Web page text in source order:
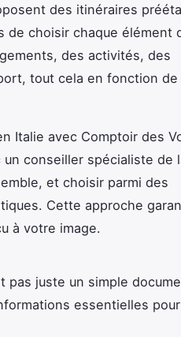
des itinéraires
de choisir chaque élément
des activités, des
tout cela en fonction de
Italie avec Comptoir des
conseiller spécialiste de
et choisir parmi des
Cette approche
à votre image.
pas juste un simple
essentielles